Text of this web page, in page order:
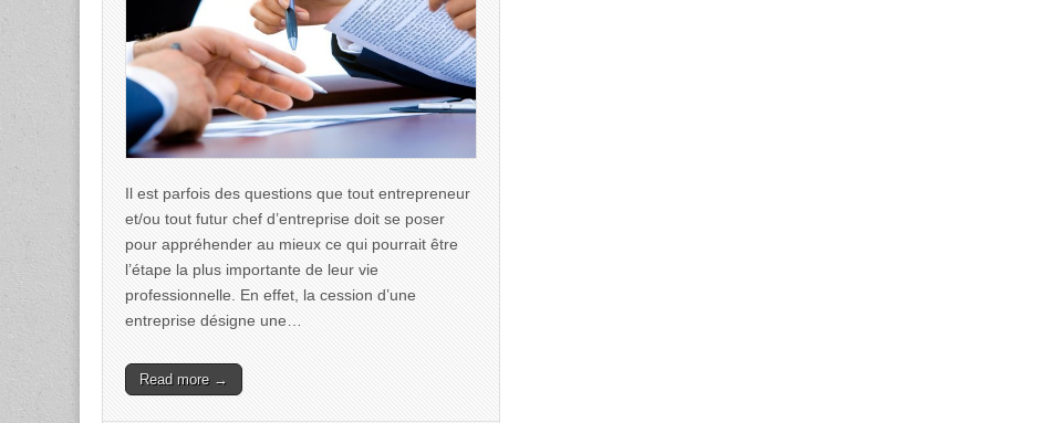
Il est parfois des questions que tout entrepreneur
et/ou tout futur chef d’entreprise doit se poser
pour appréhender au mieux ce qui pourrait être
l’étape la plus importante de leur vie
professionnelle. En effet, la cession d’une
entreprise désigne une…
Read more →